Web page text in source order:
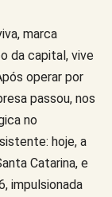
marca
da capital, vive
operar por
passou, nos
no
hoje, a
Catarina, e
impulsionada